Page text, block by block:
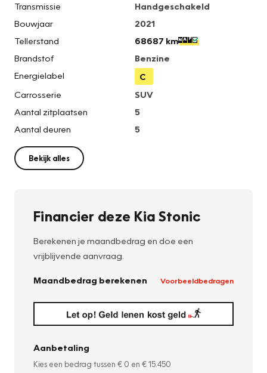
Transmissie
Handgeschakeld
Bouwjaar
2021
Tellerstand
68687 km
Brandstof
Benzine
Energielabel
C
Carrosserie
SUV
Aantal zitplaatsen
5
Aantal deuren
5
Bekijk alles
Financier deze Kia Stonic
Berekenen je maandbedrag en doe een
vrijblijvende aanvraag.
Maandbedrag berekenen Voorbeeldbedragen
Aanbetaling
Kies een bedrag tussen € 0 en € 15.450